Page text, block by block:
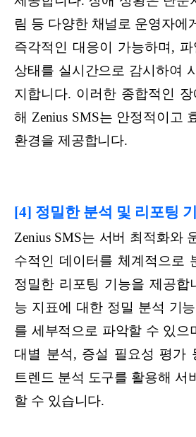
림 등 다양한 채널로 운영자에
즉각적인 대응이 가능하며,
상태를 실시간으로 감시하여
지합니다. 이러한 종합적인
해 Zenius SMS는 안정적이고
환경을 제공합니다.
[4] 정밀한 분석 및 리포팅
Zenius SMS는 서버 최적화와
수적인 데이터를 체계적으로
정밀한 리포팅 기능을 제공합
능 지표에 대한 정밀 분석 기
를 세부적으로 파악할 수 있으
대별 분석, 증설 필요성 평가
트렌드 분석 도구를 활용해 서
할 수 있습니다.